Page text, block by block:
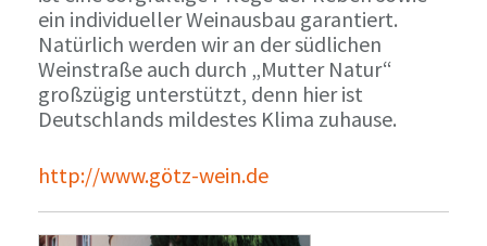
ein individueller Weinausbau garantiert.
Natürlich werden wir an der südlichen
Weinstraße auch durch „Mutter Natur“
großzügig unterstützt, denn hier ist
Deutschlands mildestes Klima zuhause.
http://www.götz-wein.de